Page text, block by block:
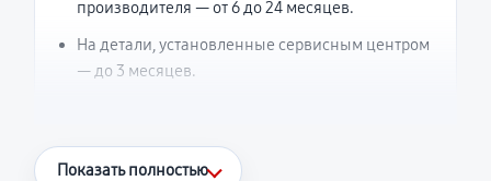
производителя — от 6 до 24 месяцев.
На детали, установленные сервисным центром
— до 3 месяцев.
Что считается гарантийным случаем
Показать полностью